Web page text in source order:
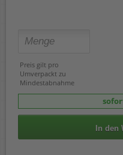
Preis gilt pro
Umverpackt zu
Mindestabnahme
In den